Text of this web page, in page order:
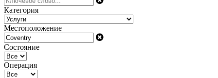
Категория
Местоположение
Состояние
Операция